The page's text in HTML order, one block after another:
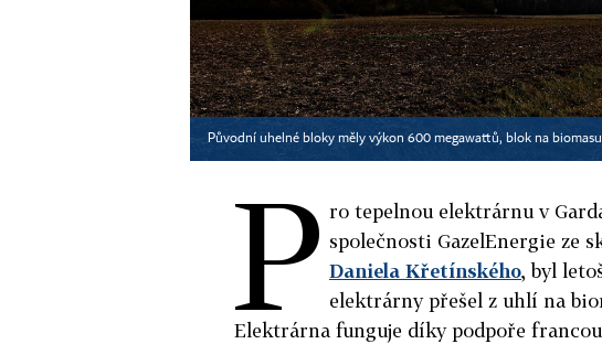
Původní uhelné bloky měly výkon 600 megawattů, blok na
P ro tepelnou elektrárnu v
společnosti GazelEnergie ze
Daniela Křetínského, byl
elektrárny přešel z uhlí na
Elektrárna funguje díky podpoře